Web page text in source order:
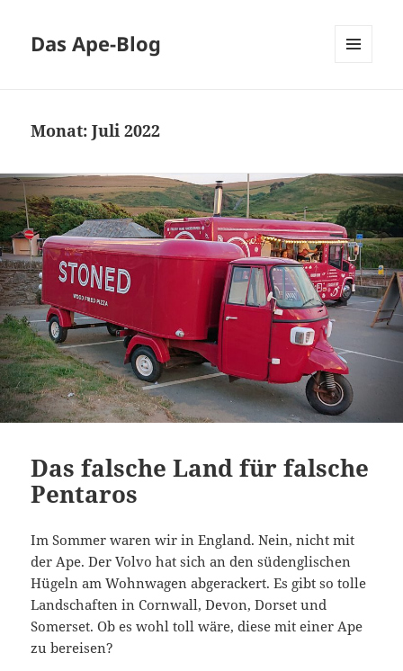
Das Ape-Blog
Monat:Juli 2022
Das falsche Land für falsche
Pentaros
Im Sommer waren wir in England. Nein, nicht mit
der Ape. Der Volvo hat sich an den südenglischen
Hügeln am Wohnwagen abgerackert. Es gibt so tolle
Landschaften in Cornwall, Devon, Dorset und
Somerset. Ob es wohl toll wäre, diese mit einer Ape
zu bereisen?